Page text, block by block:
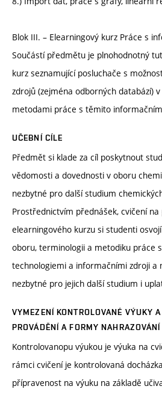
Blok III. – Elearningový kurz Práce s
Součástí předmětu je plnohodnotný
kurz seznamující posluchače s
zdrojů (zejména odborných databází)
metodami práce s těmito
UČEBNÍ CÍLE
Předmět si klade za cíl poskytnout
vědomosti a dovednosti v oboru
nezbytné pro další studium
Prostřednictvím přednášek, cvičení
elearningového kurzu si studenti
oboru, terminologii a metodiku práce
technologiemi a informačními zdroji a
nezbytné pro jejich další studium i
VYMEZENÍ KONTROLOVANÉ VÝUKY
PROVÁDĚNÍ A FORMY
Kontrolovanopu výukou je výuka na
rámci cvičení je kontrolovaná
přípravenost na výuku na základě